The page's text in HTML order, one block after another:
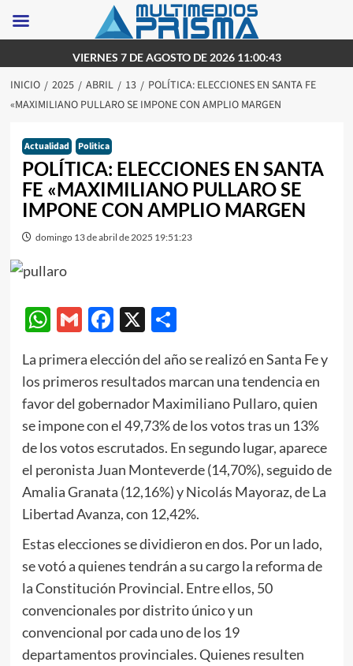
al
contenido
VIERNES 7 DE AGOSTO DE 2026 11:00:43
INICIO 2025 ABRIL 13
POLÍTICA: ELECCIONES EN SANTA FE
«MAXIMILIANO PULLARO SE IMPONE CON AMPLIO MARGEN
Actualidad Politica
POLÍTICA: ELECCIONES EN SANTA
FE «MAXIMILIANO PULLARO SE
IMPONE CON AMPLIO MARGEN
domingo 13 de abril de 2025 19:51:23
WhatsApp
GmailFacebook
X Compartir
La primera elección del año se realizó en Santa Fe y
los primeros resultados marcan una tendencia en
favor del gobernador Maximiliano Pullaro, quien
se impone con el 49,73% de los votos tras un 13%
de los votos escrutados. En segundo lugar, aparece
el peronista Juan Monteverde (14,70%), seguido de
Amalia Granata (12,16%) y Nicolás Mayoraz, de La
Libertad Avanza, con 12,42%.
Estas elecciones se dividieron en dos. Por un lado,
se votó a quienes tendrán a su cargo la reforma de
la Constitución Provincial. Entre ellos, 50
convencionales por distrito único y un
convencional por cada uno de los 19
departamentos provinciales. Quienes resulten